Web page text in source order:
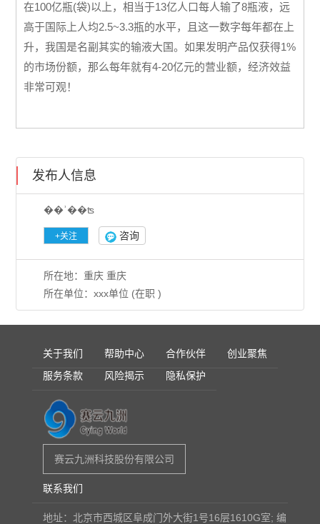
在100亿瓶(袋)以上，相当于13亿人口每人输了8瓶液，远
高于国际上人均2.5~3.3瓶的水平，且这一数字每年都在上
升，我国是名副其实的输液大国。如果发明产品仅获得1%
的市场份额，那么每年就有4-20亿元的营业额，经济效益
非常可观！
发布人信息
��ʾ��ʦ
咨询
所在地：重庆 重庆
所在单位：xxx单位 (在职 )
关于我们 帮助中心 合作伙伴
创业聚焦
服务条款
风险揭示 隐私保护
赛云九洲科技股份有限公司
联系我们
地址：北京市西城区阜成门外大街1号16层1610G室; 编